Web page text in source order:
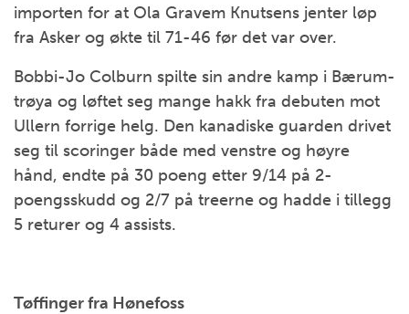
importen for at Ola Gravem Knutsens jenter løp
fra Asker og økte til 71-46 før det var over.
Bobbi-Jo Colburn spilte sin andre kamp i Bærum-
trøya og løftet seg mange hakk fra debuten mot
Ullern forrige helg. Den kanadiske guarden drivet
seg til scoringer både med venstre og høyre
hånd, endte på 30 poeng etter 9/14 på 2-
poengsskudd og 2/7 på treerne og hadde i tillegg
5 returer og 4 assists.
Tøffinger fra Hønefoss